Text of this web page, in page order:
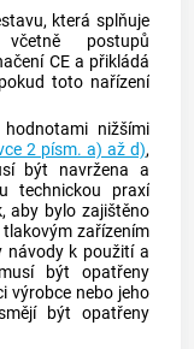
která splňuje
postupů
CE a přikládá
toto nařízení
nižšími
2 písm. a) až d),
být navržena a
technickou praxí
aby bylo zajištěno
zařízením
návody k použití a
být opatřeny
výrobce nebo jeho
být opatřeny